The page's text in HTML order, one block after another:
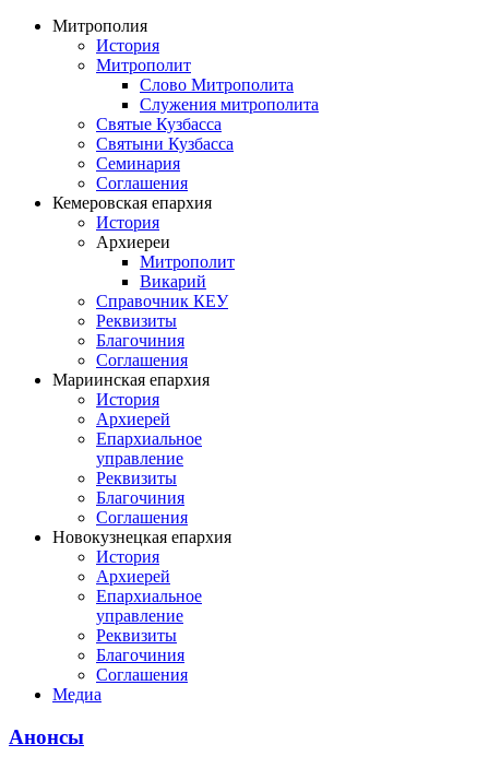
Митрополия
История
Митрополит
Слово Митрополита
Служения митрополита
Святые Кузбасса
Святыни Кузбасса
Семинария
Соглашения
Кемеровская епархия
История
Архиереи
Митрополит
Викарий
Справочник КЕУ
Реквизиты
Благочиния
Соглашения
Мариинская епархия
История
Архиерей
Епархиальное
управление
Реквизиты
Благочиния
Соглашения
Новокузнецкая епархия
История
Архиерей
Епархиальное
управление
Реквизиты
Благочиния
Соглашения
Медиа
Анонсы